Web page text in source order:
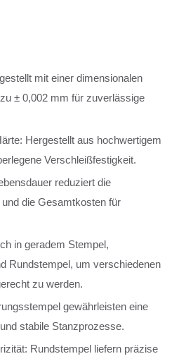
mit einer dimensionalen
± 0,002 mm für zuverlässige
Hergestellt aus hochwertigem
Verschleißfestigkeit.
reduziert die
die Gesamtkosten für
in geradem Stempel,
Rundstempel, um verschiedenen
zu werden.
gewährleisten eine
stabile Stanzprozesse.
Rundstempel liefern präzise